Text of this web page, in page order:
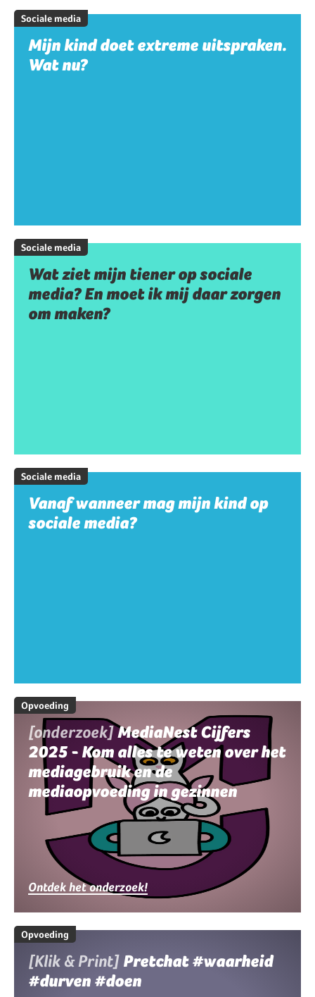
Sociale media
Mijn kind doet extreme uitspraken.
Wat nu?
Sociale media
Wat ziet mijn tiener op sociale
media? En moet ik mij daar zorgen
om maken?
Sociale media
Vanaf wanneer mag mijn kind op
sociale media?
Opvoeding
[onderzoek]MediaNest Cijfers
2025 - Kom alles te weten over het
mediagebruik en de
mediaopvoeding in gezinnen
Ontdek het onderzoek!
Opvoeding
[Klik & Print] Pretchat #waarheid
#durven #doen